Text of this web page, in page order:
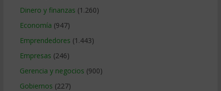
Dinero y finanzas (1.260)
Economía (947)
Emprendedores (1.443)
Empresas (246)
Gerencia y negocios (900)
Gobiernos (227)